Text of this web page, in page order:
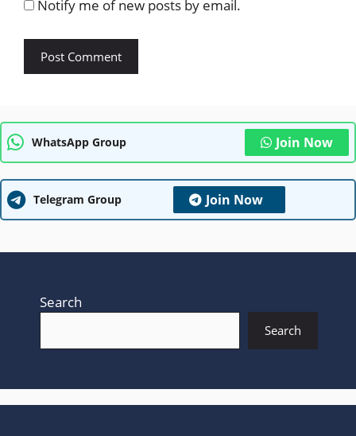
Notify me of new posts by email.
WhatsApp Group Join Now
Telegram Group Join Now
Search
Search